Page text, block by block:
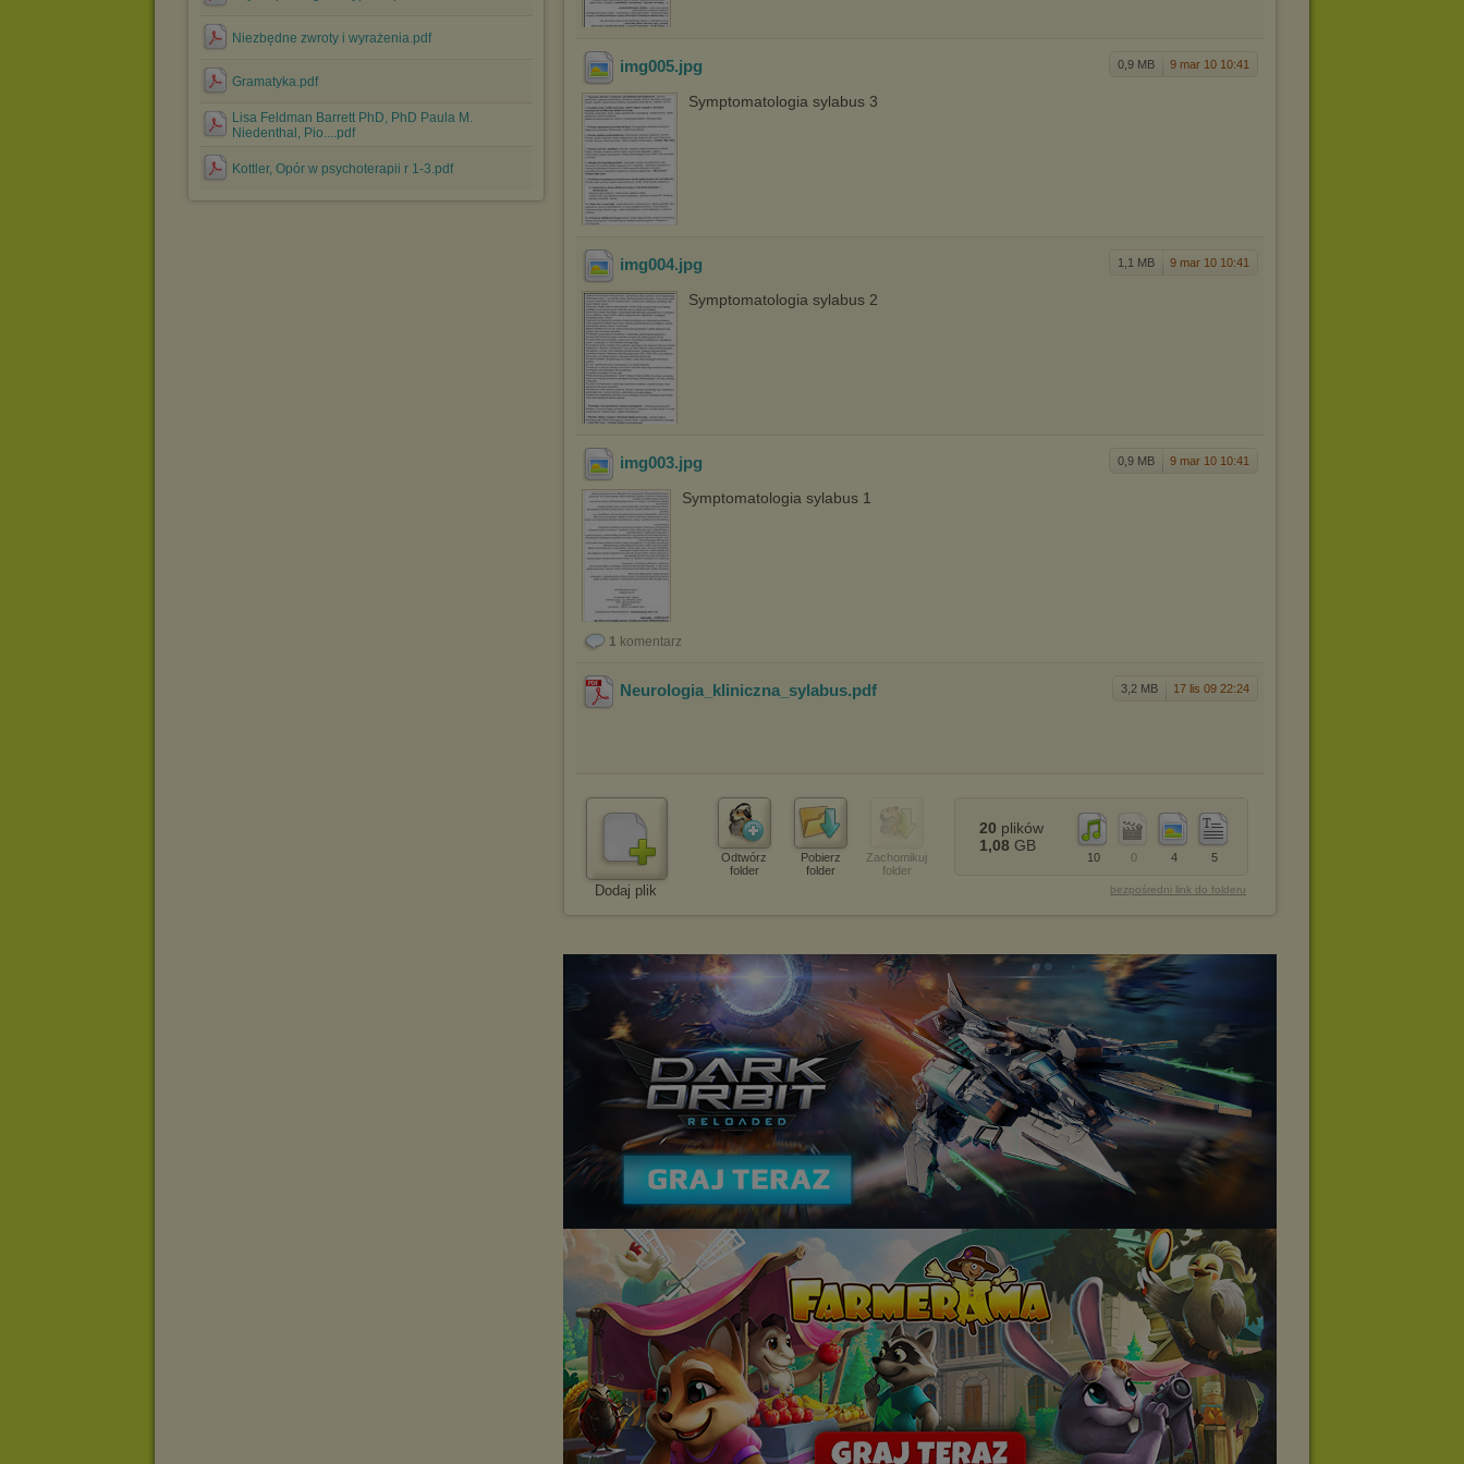
marketingowych).
Wyrażenie sprzeciwu spowoduje, że wyświetlana Ci reklama nie
będzie dopasowana do Twoich preferencji, a będzie to reklama
wyświetlona przypadkowo.
Istnieje możliwość zmiany ustawień przeglądarki internetowej w
sposób uniemożliwiający przechowywanie plików cookies na
urządzeniu końcowym. Można również usunąć pliki cookies,
dokonując odpowiednich zmian w ustawieniach przeglądarki
internetowej.
Pełną informację na ten temat znajdziesz pod adresem
http://chomikuj.pl/PolitykaPrywatnosci.aspx
Niezbędne zwroty i wyrażenia.pdf
Gramatyka.pdf
Lisa Feldman Barrett PhD, PhD Paula M.
Niedenthal, Pio....pdf
Kottler, Opór w psychoterapii r 1-3.pdf
0,9 MB 9 mar 10 10:41
img005.jpg
Symptomatologia sylabus 3
1,1 MB 9 mar 10 10:41
img004.jpg
Symptomatologia sylabus 2
0,9 MB 9 mar 10 10:41
img003.jpg
Symptomatologia sylabus 1
1 komentarz
3,2 MB 17 lis 09 22:24
Neurologia_kliniczna_sylabus.pdf
Dodaj plik
Odtwórz
folder
Pobierz
folder
Zachomikuj
folder
5
4
0
10
20 plików
1,08 GB
bezpośredni link do folderu